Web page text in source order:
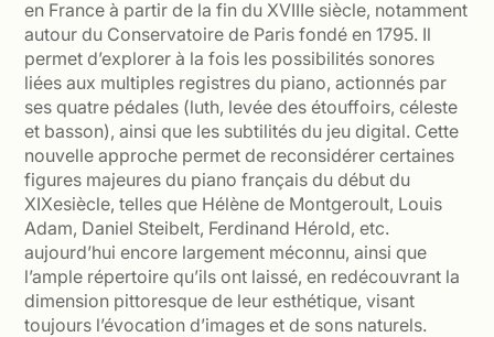
en France à partir de la fin du XVIIIe siècle, notamment
autour du Conservatoire de Paris fondé en 1795. Il
permet d’explorer à la fois les possibilités sonores
liées aux multiples registres du piano, actionnés par
ses quatre pédales (luth, levée des étouffoirs, céleste
et basson), ainsi que les subtilités du jeu digital. Cette
nouvelle approche permet de reconsidérer certaines
figures majeures du piano français du début du
XIXesiècle, telles que Hélène de Montgeroult, Louis
Adam, Daniel Steibelt, Ferdinand Hérold, etc.
aujourd’hui encore largement méconnu, ainsi que
l’ample répertoire qu’ils ont laissé, en redécouvrant la
dimension pittoresque de leur esthétique, visant
toujours l’évocation d’images et de sons naturels.